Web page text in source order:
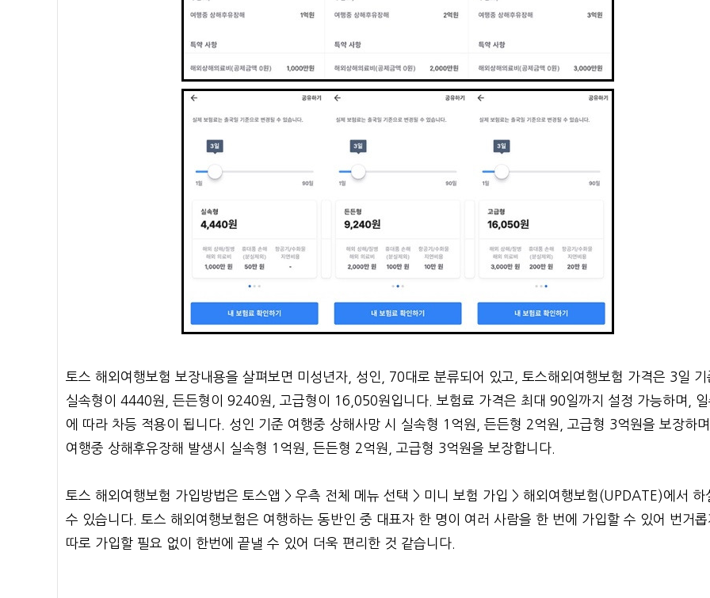
토스 해외여행보험 보장내용을 살펴보면 미성년자, 성인, 70대로 분류되어 있고, 토스해외여행보험 가격은 3일 기
실속형이 4440원, 든든형이 9240원, 고급형이 16,050원입니다. 보험료 가격은 최대 90일까지 설정 가능하며,
에 따라 차등 적용이 됩니다. 성인 기준 여행중 상해사망 시 실속형 1억원, 든든형 2억원, 고급형 3억원을 보장하
여행중 상해후유장해 발생시 실속형 1억원, 든든형 2억원, 고급형 3억원을 보장합니다.
토스 해외여행보험 가입방법은 토스앱 > 우측 전체 메뉴 선택 > 미니 보험 가입 > 해외여행보험(UPDATE)에서 하
수 있습니다. 토스 해외여행보험은 여행하는 동반인 중 대표자 한 명이 여러 사람을 한 번에 가입할 수 있어 번거롭
따로 가입할 필요 없이 한번에 끝낼 수 있어 더욱 편리한 것 같습니다.